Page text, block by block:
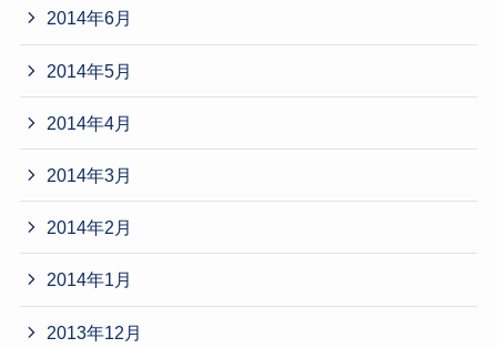
2014年6月
2014年5月
2014年4月
2014年3月
2014年2月
2014年1月
2013年12月